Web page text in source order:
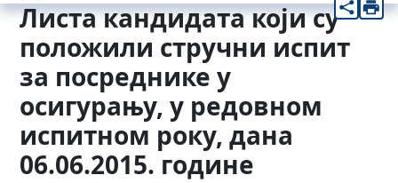
Листа кандидата који су
положили стручни испит
за посреднике у
осигурању, у редовном
испитном року, дана
06.06.2015. године